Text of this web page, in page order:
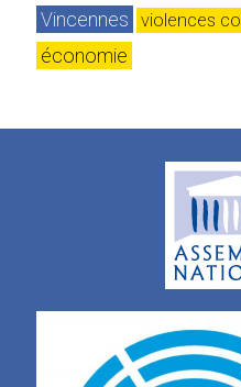
Vincennes violences
économie